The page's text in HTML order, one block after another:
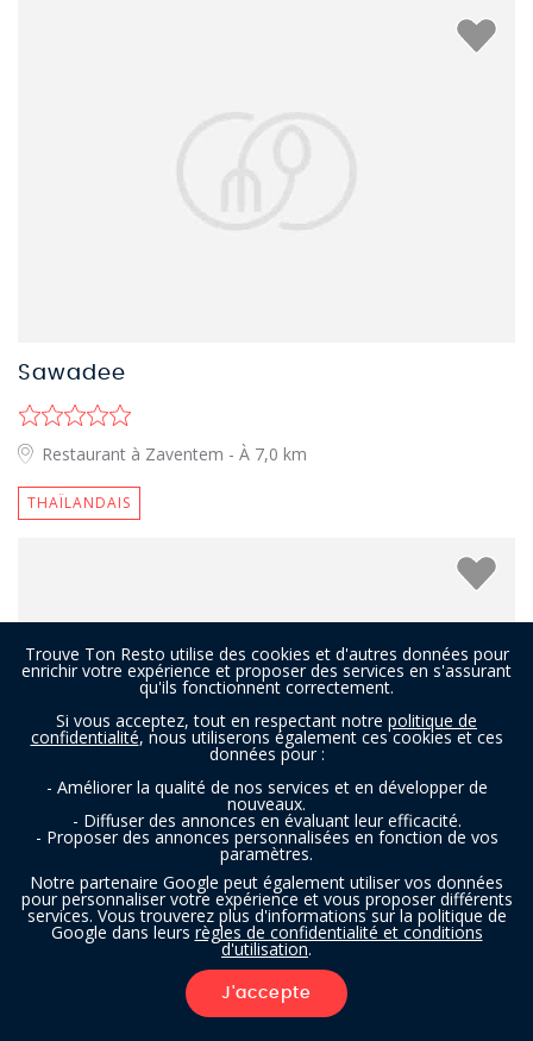
FILTRES
Sawadee
Restaurant à Zaventem - À 7,0 km
THAÏLANDAIS
Adventure Valley
Restaurant à Woluwe-Saint-Lambert (Bruxelles)
Trouve Ton Resto utilise des cookies et d'autres données pour
enrichir votre expérience et proposer des services en s'assurant
qu'ils fonctionnent correctement.
Si vous acceptez, tout en respectant notre politique de
confidentialité, nous utiliserons également ces cookies et ces
données pour :
- Améliorer la qualité de nos services et en développer de
nouveaux.
- Diffuser des annonces en évaluant leur efficacité.
- Proposer des annonces personnalisées en fonction de vos
paramètres.
Notre partenaire Google peut également utiliser vos données
pour personnaliser votre expérience et vous proposer différents
services. Vous trouverez plus d'informations sur la politique de
Google dans leurs règles de confidentialité et conditions
d'utilisation.
J'accepte